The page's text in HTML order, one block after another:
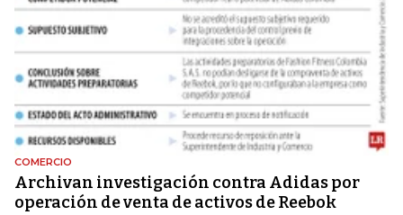
COMERCIO
Archivan investigación contra Adidas por
operación de venta de activos de Reebok